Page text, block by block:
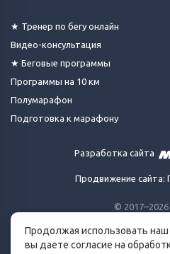
© 2017–2026
Сделано с ❤
для
★ Тренер по бегу онлайн
Видео-консультация
★ Беговые программы
Программы на 10 км
Полумарафон
Подготовка к марафону
Разработка сайта
Продвижение
Продолжая использовать наш
вы даете согласие на